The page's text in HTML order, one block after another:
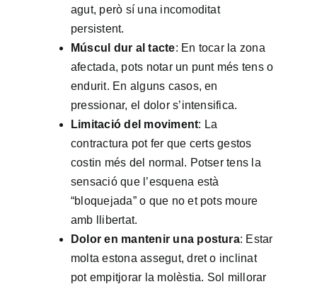
agut, però sí una incomoditat
persistent.
Múscul dur al tacte: En tocar la zona
afectada, pots notar un punt més tens o
endurit. En alguns casos, en
pressionar, el dolor s’intensifica.
Limitació del moviment: La
contractura pot fer que certs gestos
costin més del normal. Potser tens la
sensació que l’esquena està
“bloquejada” o que no et pots moure
amb llibertat.
Dolor en mantenir una postura: Estar
molta estona assegut, dret o inclinat
pot empitjorar la molèstia. Sol millorar